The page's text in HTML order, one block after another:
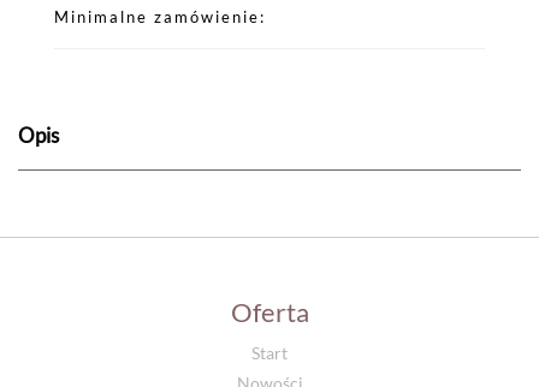
Minimalne zamówienie
Opis
Oferta
Start
Nowości